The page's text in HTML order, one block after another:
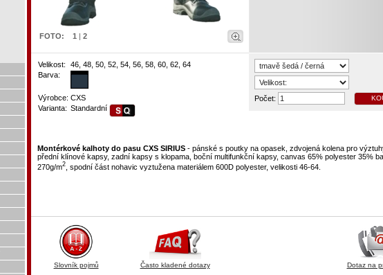
FOTO: 1 | 2
Velikost:
46, 48, 50, 52, 54, 56, 58, 60, 62, 64
Barva:
Výrobce: CXS
Varianta: Standardní
Počet:
Montérkové kalhoty do pasu CXS SIRIUS - pánské s poutky na opasek, zdvojená kolena pro
přední klínové kapsy, zadní kapsy s klopama, boční multifunkční kapsy, canvas 65% polyester 35%
270g/m2 , spodní část nohavic vyztužena materiálem 600D polyester, velikosti 46-64.
Slovník pojmů Často kladené dotazy Dotaz na